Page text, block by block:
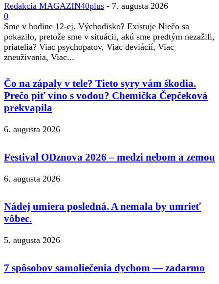
Redakcia MAGAZIN40plus - 7. augusta 2026
0
Sme v hodine 12-ej. Východisko? Existuje Niečo sa
pokazilo, pretože sme v situácii, akú sme predtým nezažili,
priatelia? Viac psychopatov, Viac deviácií, Viac
zneužívania, Viac...
Čo na zápaly v tele? Tieto syry vám škodia.
Prečo piť víno s vodou? Chemička Čepčeková
prekvapila
6. augusta 2026
Festival ODznova 2026 – medzi nebom a zemou
6. augusta 2026
Nádej umiera posledná. A nemala by umrieť
vôbec.
5. augusta 2026
7 spôsobov samoliečenia dychom — zadarmo